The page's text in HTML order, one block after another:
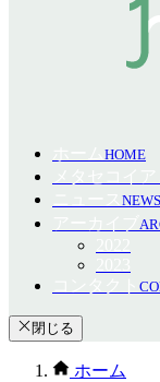
HOME
NEWS
閉じる
ホーム